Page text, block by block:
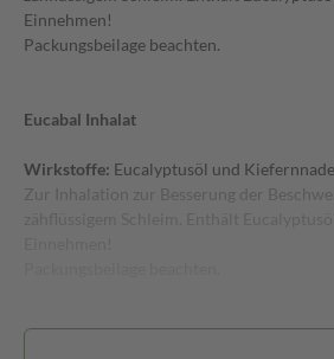
Einnehmen!
Packungsbeilage beachten.
Eucabal Inhalat
Wirkstoffe: Eucalyptusöl und
Zur Inhalation zur Besserung der